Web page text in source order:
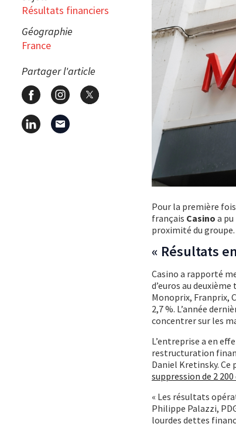
Résultats financiers
Géographie
France
Partager l'article
Pour la première
français Casino a
proximité du groupe.
« Résultats
Casino a rapporté
d’euros au
Monoprix, Franprix,
2,7 %. L’année
concentrer sur les
L’entreprise a en
restructuration
Daniel Kretinsky.
suppression de 2
« Les résultats
Philippe Palazzi,
lourdes dettes